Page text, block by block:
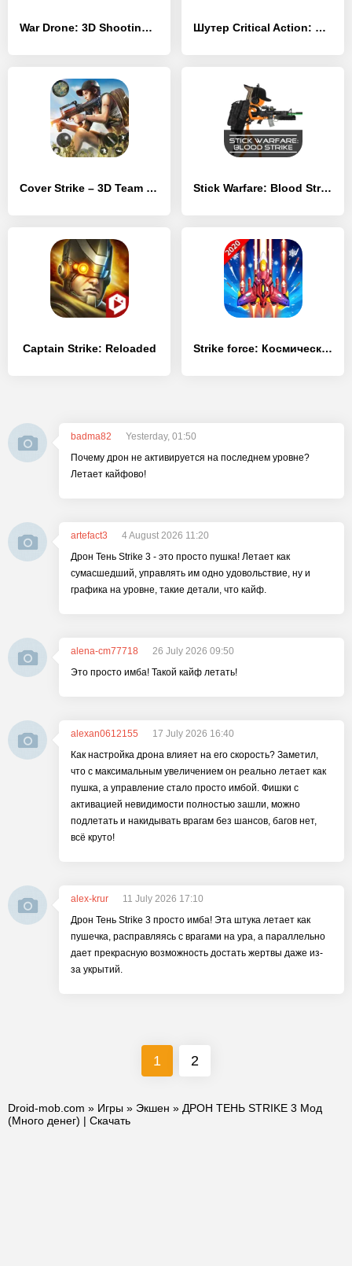
War Drone: 3D Shooting Games Шутер Critical Action: Gun Strike Ops
Cover Strike – 3D Team Shooter Stick Warfare: Blood Strike
Captain Strike: Reloaded Strike force: Космический флот
badma82
Yesterday, 01:50
Почему дрон не активируется на последнем уровне?
Летает кайфово!
artefact3
4 August 2026 11:20
Дрон Тень Strike 3 - это просто пушка! Летает как
сумасшедший, управлять им одно удовольствие, ну и
графика на уровне, такие детали, что кайф.
alena-cm77718
26 July 2026 09:50
Это просто имба! Такой кайф летать!
alexan0612155
17 July 2026 16:40
Как настройка дрона влияет на его скорость? Заметил,
что с максимальным увеличением он реально летает как
пушка, а управление стало просто имбой. Фишки с
активацией невидимости полностью зашли, можно
подлетать и накидывать врагам без шансов, багов нет,
всё круто!
alex-krur
11 July 2026 17:10
Дрон Тень Strike 3 просто имба! Эта штука летает как
пушечка, расправляясь с врагами на ура, а параллельно
дает прекрасную возможность достать жертвы даже из-
за укрытий.
1 2
Droid-mob.com » Игры » Экшен » ДРОН ТЕНЬ STRIKE 3 Мод
(Много денег) | Скачать